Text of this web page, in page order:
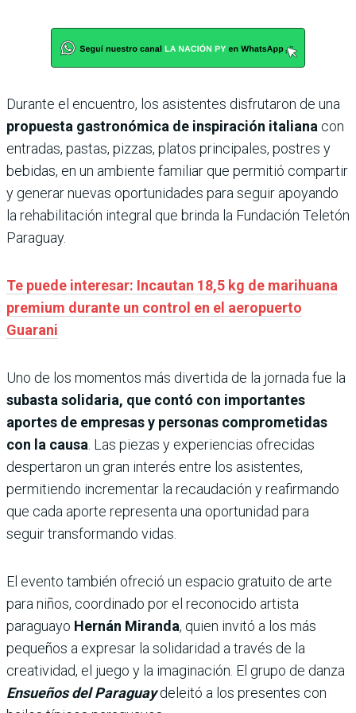
Durante el encuentro, los asistentes disfrutaron de una
propuesta gastronómica de inspiración italiana con
entradas, pastas, pizzas, platos principales, postres y
bebidas, en un ambiente familiar que permitió compartir
y generar nuevas oportunidades para seguir apoyando
la rehabilitación integral que brinda la Fundación Teletón
Paraguay.
Te puede interesar: Incautan 18,5 kg de marihuana
premium durante un control en el aeropuerto
Guarani
Uno de los momentos más divertida de la jornada fue la
subasta solidaria, que contó con importantes
aportes de empresas y personas comprometidas
con la causa . Las piezas y experiencias ofrecidas
despertaron un gran interés entre los asistentes,
permitiendo incrementar la recaudación y reafirmando
que cada aporte representa una oportunidad para
seguir transformando vidas.
El evento también ofreció un espacio gratuito de arte
para niños, coordinado por el reconocido artista
paraguayo Hernán Miranda, quien invitó a los más
pequeños a expresar la solidaridad a través de la
creatividad, el juego y la imaginación. El grupo de danza
Ensueños del Paraguaydeleitó a los presentes con